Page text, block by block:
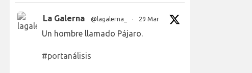
La Galerna @lagalerna_ · 29 Mar
Un hombre llamado Pájaro.
#portanálisis